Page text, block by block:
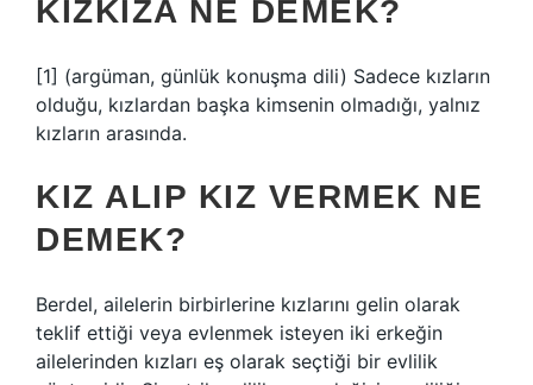
KIZKIZA NE DEMEK?
[1] (argüman, günlük konuşma dili) Sadece kızların
olduğu, kızlardan başka kimsenin olmadığı, yalnız
kızların arasında.
KIZ ALIP KIZ VERMEK NE
DEMEK?
Berdel, ailelerin birbirlerine kızlarını gelin olarak
teklif ettiği veya evlenmek isteyen iki erkeğin
ailelerinden kızları eş olarak seçtiği bir evlilik